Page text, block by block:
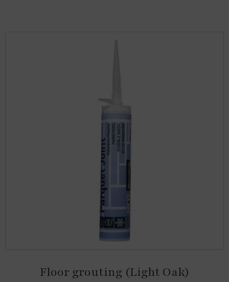
Floor grouting (Light Oak)